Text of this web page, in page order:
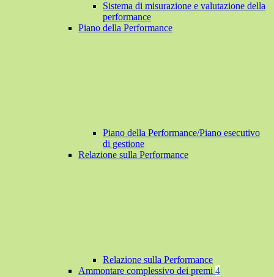
Sistema di misurazione e valutazione della
performance
Piano della Performance
Piano della Performance/Piano esecutivo
di gestione
Relazione sulla Performance
Relazione sulla Performance
Ammontare complessivo dei premi 4